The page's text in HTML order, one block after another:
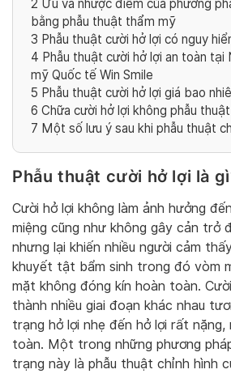
2 Ưu và nhược điểm của phương
bằng phẫu thuật thẩm mỹ
3 Phẫu thuật cười hở lợi có nguy
4 Phẫu thuật cười hở lợi an toàn tại
mỹ Quốc tế Win Smile
5 Phẫu thuật cười hở lợi giá bao
6 Chữa cười hở lợi không phẫu
7 Một số lưu ý sau khi phẫu thuật
Phẫu thuật cười hở lợi là
Cười hở lợi không làm ảnh hưởng
miệng cũng như không gây cản trở
nhưng lại khiến nhiều người cảm
khuyết tật bẩm sinh trong đó vòm
mặt không đóng kín hoàn toàn.
thành nhiều giai đoạn khác nhau
trạng hở lợi nhẹ đến hở lợi rất nặng,
toàn. Một trong những phương
trạng này là phẫu thuật chỉnh hình